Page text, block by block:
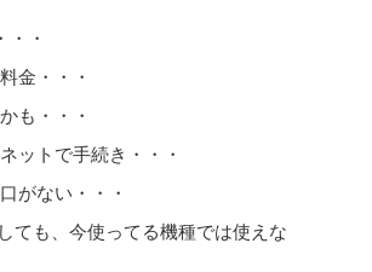
・
金・・・
も・・・
ットで手続き・・・
がない・・・
ても、今使ってる機種では使えな